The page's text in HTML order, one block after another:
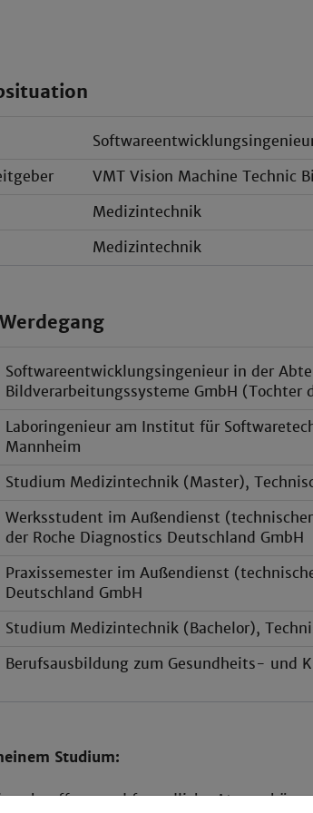
VMT Vision Machine Technic
Medizintechnik
Medizintechnik
Softwareentwicklungsingenieur in der
Bildverarbeitungssysteme GmbH (Tochter
Laboringenieur am Institut für
Mannheim
Studium Medizintechnik (Master),
Werksstudent im Außendienst
der Roche Diagnostics Deutschland GmbH
Praxissemester im Außendienst
Deutschland GmbH
Studium Medizintechnik (Bachelor),
Berufsausbildung zum Gesundheits- und
Studium:
sehr offene und freundliche Atmosphäre